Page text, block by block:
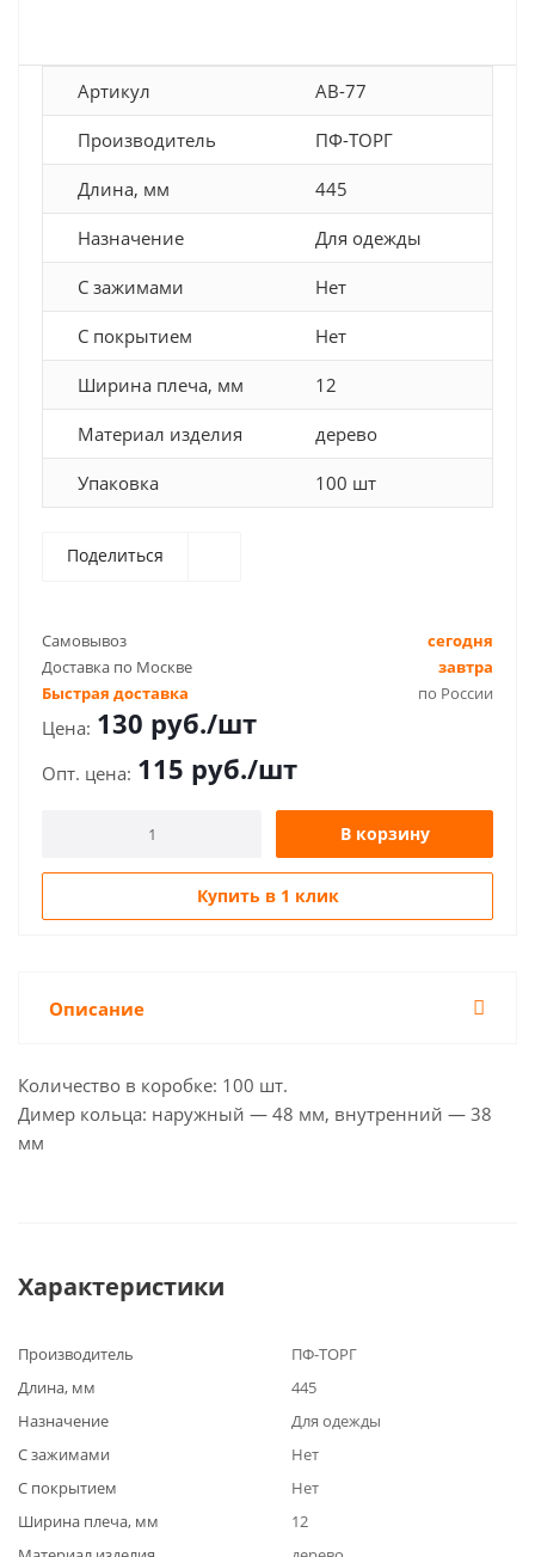
Артикул АВ-77
Производитель ПФ-ТОРГ
Длина, мм 445
Назначение Для одежды
С зажимами Нет
С покрытием Нет
Ширина плеча, мм 12
Материал изделия дерево
Упаковка 100 шт
Поделиться
Самовывоз
сегодня
Доставка по Москве
завтра
Быстрая доставка
по России
130 руб./шт
115 руб./шт
В корзину
Купить в 1 клик
Описание
Количество в коробке: 100 шт.
Димер кольца: наружный — 48 мм, внутренний — 38
мм
Характеристики
Производитель
ПФ-ТОРГ
Длина, мм
445
Назначение
Для одежды
С зажимами
Нет
С покрытием
Нет
Ширина плеча, мм
12